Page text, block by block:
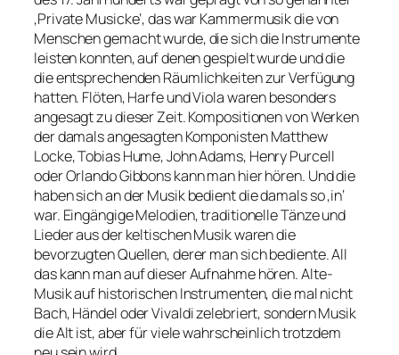
‚Private Musicke‘, das war Kammermusik die von
Menschen gemacht wurde, die sich die Instrumente
leisten konnten, auf denen gespielt wurde und die
die entsprechenden Räumlichkeiten zur Verfügung
hatten. Flöten, Harfe und Viola waren besonders
angesagt zu dieser Zeit. Kompositionen von Werken
der damals angesagten Komponisten Matthew
Locke, Tobias Hume, John Adams, Henry Purcell
oder Orlando Gibbons kann man hier hören. Und die
haben sich an der Musik bedient die damals so ‚in‘
war. Eingängige Melodien, traditionelle Tänze und
Lieder aus der keltischen Musik waren die
bevorzugten Quellen, derer man sich bediente. All
das kann man auf dieser Aufnahme hören. Alte-
Musik auf historischen Instrumenten, die mal nicht
Bach, Händel oder Vivaldi zelebriert, sondern Musik
die Alt ist, aber für viele wahrscheinlich trotzdem